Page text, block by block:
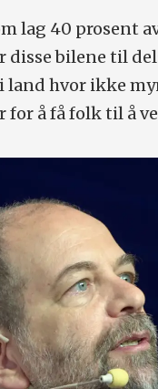
lag 40 prosent
disse bilene til
land hvor ikke
å få folk til å